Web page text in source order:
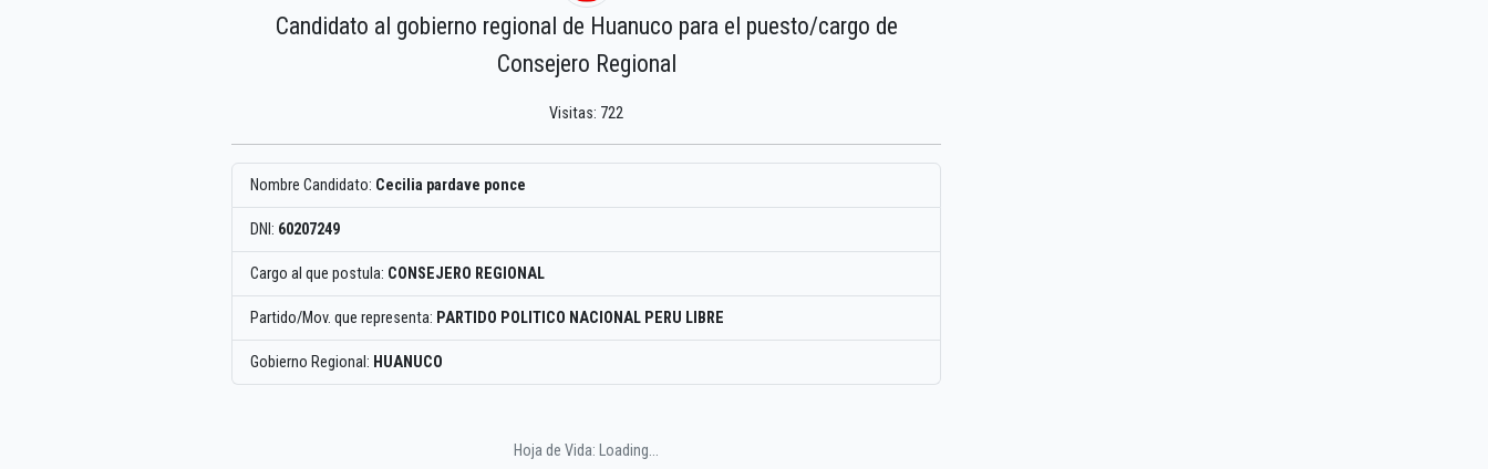
Candidato al gobierno regional de Huanuco para el puesto/cargo de
Consejero Regional
Visitas: 722
Nombre Candidato: Cecilia pardave ponce
DNI: 60207249
Cargo al que postula: CONSEJERO REGIONAL
Partido/Mov. que representa: PARTIDO POLITICO NACIONAL PERU LIBRE
Gobierno Regional: HUANUCO
Hoja de Vida: Loading...